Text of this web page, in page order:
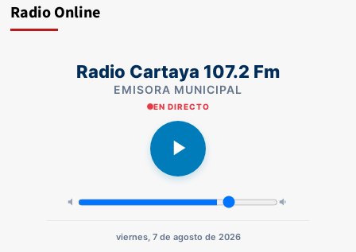
Radio Online
Radio Cartaya 107.2 Fm
EMISORA MUNICIPAL
EN DIRECTO
viernes, 7 de agosto de 2026